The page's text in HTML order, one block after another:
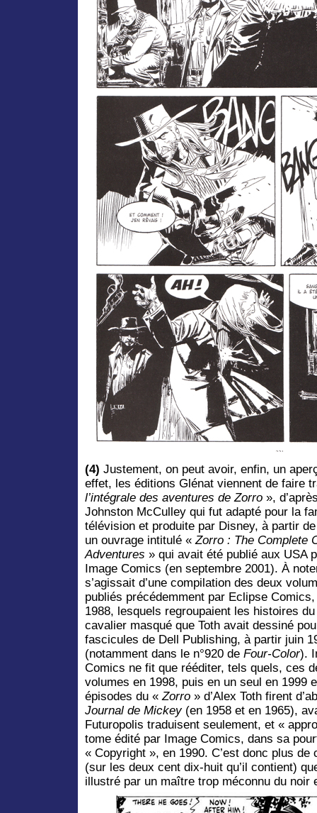
(4) Justement, on peut avoir, enfin, un
effet, les éditions Glénat viennent de faire
l’intégrale des aventures de Zorro »,
Johnston McCulley qui fut adapté pour la
télévision et produite par Disney, à partir
un ouvrage intitulé «Zorro : The Complete
Adventures » qui avait été publié aux USA
Image Comics (en septembre 2001). À
s’agissait d’une compilation des deux
publiés précédemment par Eclipse Comics,
1988, lesquels regroupaient les histoires du
cavalier masqué que Toth avait dessiné
fascicules de Dell Publishing, à partir juin
(notamment dans le n°920 de Four-Color).
Comics ne fit que rééditer, tels quels, ces
volumes en 1998, puis en un seul en 1999
épisodes du «Zorro » d’Alex Toth firent
Journal de Mickey(en 1958 et en 1965),
Futuropolis traduisent seulement, et «
tome édité par Image Comics, dans sa
« Copyright », en 1990. C’est donc plus
(sur les deux cent dix-huit qu’il contient)
illustré par un maître trop méconnu du noir